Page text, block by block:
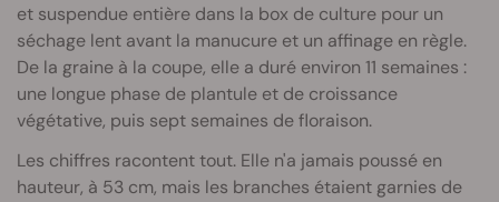
et suspendue entière dans la box de culture pour un
séchage lent avant la manucure et un affinage en règle.
De la graine à la coupe, elle a duré environ 11 semaines :
une longue phase de plantule et de croissance
végétative, puis sept semaines de floraison.
Les chiffres racontent tout. Elle n'a jamais poussé en
hauteur, à 53 cm, mais les branches étaient garnies de